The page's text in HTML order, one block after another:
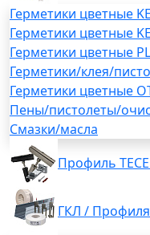
Герметики цветные
Герметики цветные
Герметики цветные
Герметики/клея/
Герметики цветные
Пены/пистолеты/
Смазки/масла
Профиль
ГКЛ /